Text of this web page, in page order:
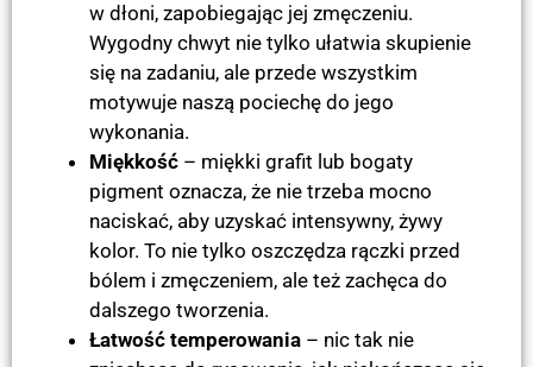
w dłoni, zapobiegając jej zmęczeniu.
Wygodny chwyt nie tylko ułatwia skupienie
się na zadaniu, ale przede wszystkim
motywuje naszą pociechę do jego
wykonania.
Miękkość – miękki grafit lub bogaty
pigment oznacza, że nie trzeba mocno
naciskać, aby uzyskać intensywny, żywy
kolor. To nie tylko oszczędza rączki przed
bólem i zmęczeniem, ale też zachęca do
dalszego tworzenia.
Łatwość temperowania – nic tak nie